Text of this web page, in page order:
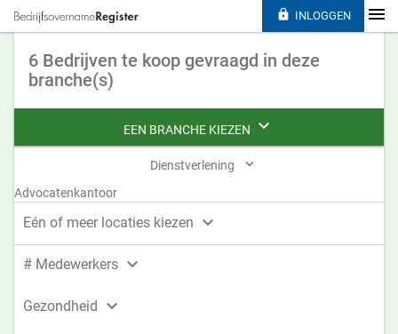
6 Bedrijven te koop gevraagd in deze
branche(s)
EEN BRANCHE KIEZEN 
Dienstverlening 
Advocatenkantoor
Eén of meer locaties kiezen 
# Medewerkers 
Gezondheid 
 INLOGGEN